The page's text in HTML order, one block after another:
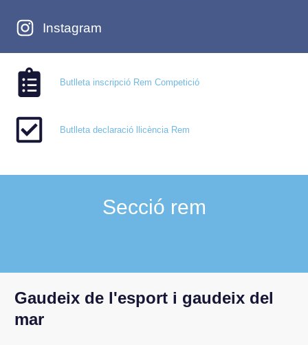
Instagram
Butlleta inscripció Rem Competició
Butlleta declaració llicència Rem
Secció rem
Gaudeix de l'esport i gaudeix del
mar